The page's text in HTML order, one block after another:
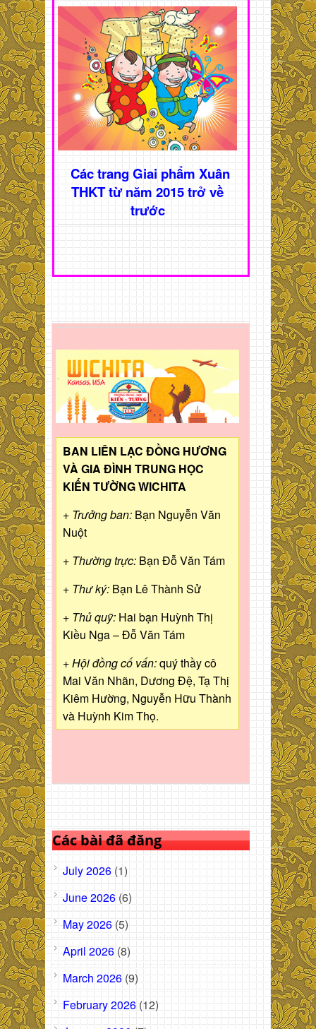
Các trang Giai phẩm Xuân
THKT từ năm 2015 trở về
trước
BAN LIÊN LẠC ĐỒNG HƯƠNG
VÀ GIA ĐÌNH TRUNG HỌC
KIẾN TƯỜNG WICHITA
+ Trưởng ban: Bạn Nguyễn Văn
Nuột
+ Thường trực: Bạn Đỗ Văn Tám
+ Thư ký: Bạn Lê Thành Sử
+ Thủ quỹ: Hai bạn Huỳnh Thị
Kiều Nga – Đỗ Văn Tám
+ Hội đồng cố vấn:quý thầy cô
Mai Văn Nhãn, Dương Đệ, Tạ Thị
Kiêm Hường, Nguyễn Hữu Thành
và Huỳnh Kim Thọ.
Các bài đã đăng
July 2026 (1)
June 2026 (6)
May 2026 (5)
April 2026 (8)
March 2026 (9)
February 2026 (12)